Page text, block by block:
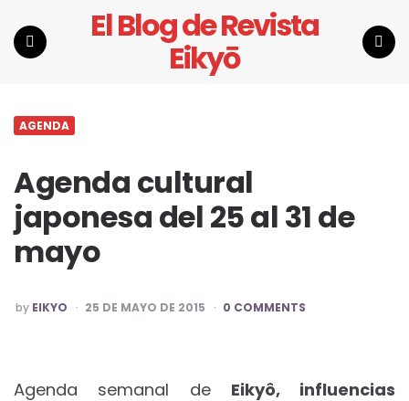
El Blog de Revista
Eikyō
AGENDA
Agenda cultural
japonesa del 25 al 31 de
mayo
POSTED
BY
by EIKYO 25 DE MAYO DE 2015 0 COMMENTS
Agenda semanal de Eikyô, influencias